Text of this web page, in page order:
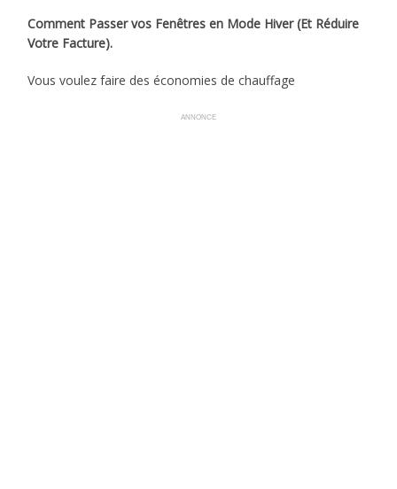
Comment Passer vos Fenêtres en Mode Hiver (Et Réduire
Votre Facture).
Vous voulez faire des économies de chauffage
ANNONCE